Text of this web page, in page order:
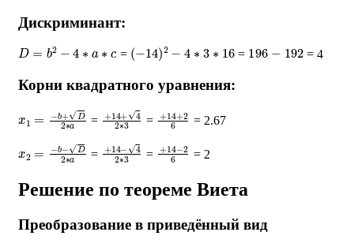
Дискриминант:
D= 2− a = (− 14)2 ∗ ∗ 16 = 196 192 = 4
Корни квадратного уравнения:
+ D2∗ = + 14 +42 3
= + 14 +2 = 2.67
b−D2∗ = +14−42 3
= +14−2 = 2
Решение по теореме Виета
Преобразование в приведённый вид